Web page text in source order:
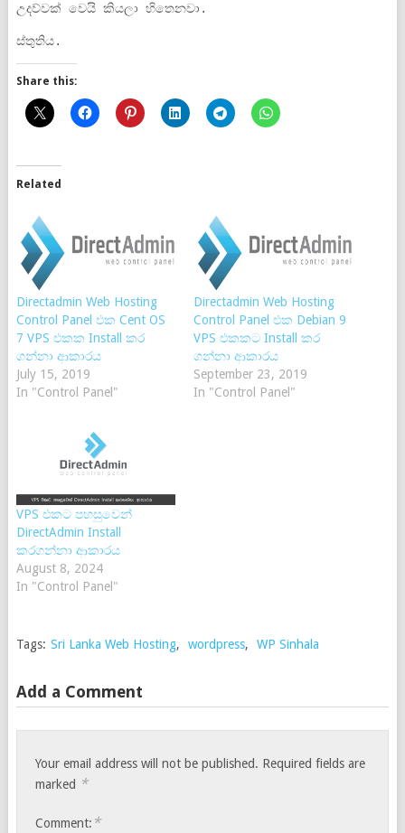
උදව්වක් වෙයි කියලා හිතෙනවා.
ස්තුතිය.
Share this:
Related
Directadmin Web Hosting
Control Panel එක Cent OS
7 VPS එකක Install කර
ගන්නා ආකාරය
July 15, 2019
In "Control Panel"
Directadmin Web Hosting
Control Panel එක Debian 9
VPS එකකට Install කර
ගන්නා ආකාරය
September 23, 2019
In "Control Panel"
VPS එකට පහසුවෙන්
DirectAdmin Install
කරගන්නා ආකාරය
August 8, 2024
In "Control Panel"
Tags: Sri Lanka Web Hosting, wordpress, WP Sinhala
Add a Comment
Your email address will not be published. Required fields are
marked *
Comment: *